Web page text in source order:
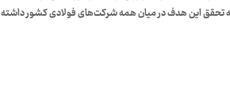
تحقق این هدف در میان همه شرکت‌های فولادی کشور داشته